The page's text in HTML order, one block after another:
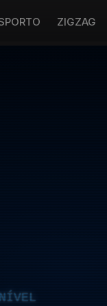
ZIGZAG